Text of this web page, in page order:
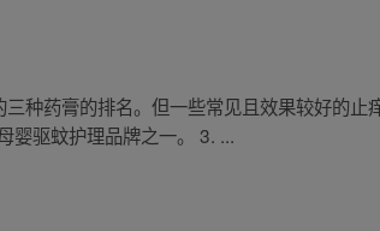
种药膏的排名。但一些常见且效果较好的
婴驱蚊护理品牌之一。 3. ...